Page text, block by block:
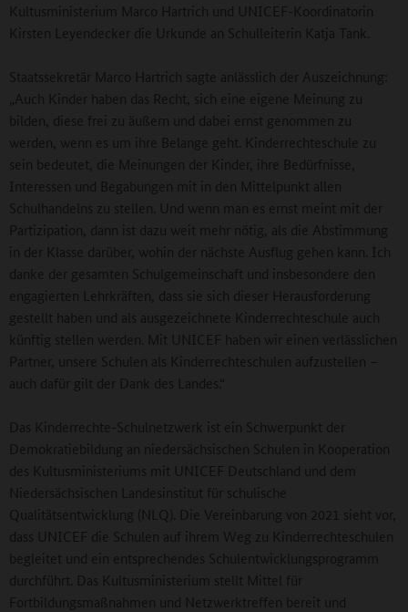
Kultusministerium Marco Hartrich und UNICEF-Koordinatorin
Kirsten Leyendecker die Urkunde an Schulleiterin Katja Tank.
Staatssekretär Marco Hartrich sagte anlässlich der Auszeichnung:
„Auch Kinder haben das Recht, sich eine eigene Meinung zu
bilden, diese frei zu äußern und dabei ernst genommen zu
werden, wenn es um ihre Belange geht. Kinderrechteschule zu
sein bedeutet, die Meinungen der Kinder, ihre Bedürfnisse,
Interessen und Begabungen mit in den Mittelpunkt allen
Schulhandelns zu stellen. Und wenn man es ernst meint mit der
Partizipation, dann ist dazu weit mehr nötig, als die Abstimmung
in der Klasse darüber, wohin der nächste Ausflug gehen kann. Ich
danke der gesamten Schulgemeinschaft und insbesondere den
engagierten Lehrkräften, dass sie sich dieser Herausforderung
gestellt haben und als ausgezeichnete Kinderrechteschule auch
künftig stellen werden. Mit UNICEF haben wir einen verlässlichen
Partner, unsere Schulen als Kinderrechteschulen aufzustellen –
auch dafür gilt der Dank des Landes.“
Das Kinderrechte-Schulnetzwerk ist ein Schwerpunkt der
Demokratiebildung an niedersächsischen Schulen in Kooperation
des Kultusministeriums mit UNICEF Deutschland und dem
Niedersächsischen Landesinstitut für schulische
Qualitätsentwicklung (NLQ). Die Vereinbarung von 2021 sieht vor,
dass UNICEF die Schulen auf ihrem Weg zu Kinderrechteschulen
begleitet und ein entsprechendes Schulentwicklungsprogramm
durchführt. Das Kultusministerium stellt Mittel für
Fortbildungsmaßnahmen und Netzwerktreffen bereit und